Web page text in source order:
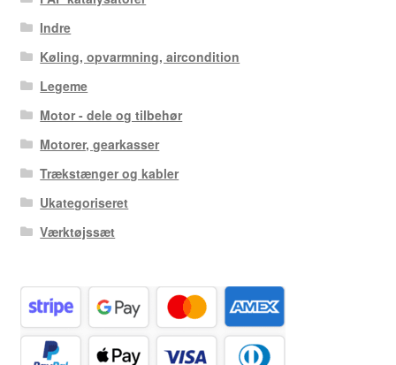
Indre
Køling, opvarmning, aircondition
Legeme
Motor - dele og tilbehør
Motorer, gearkasser
Trækstænger og kabler
Ukategoriseret
Værktøjssæt